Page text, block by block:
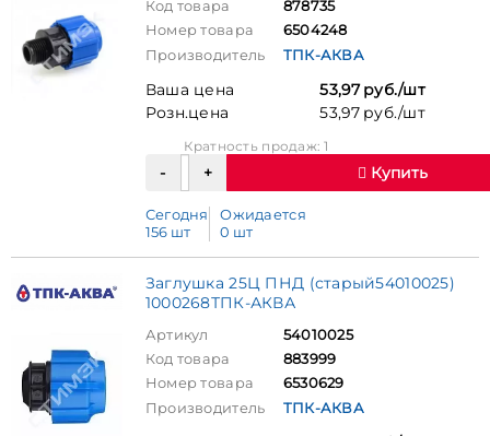
Код товара
878735
Номер товара
6504248
Производитель
ТПК-АКВА
Ваша цена
53,97 руб./шт
Розн.цена
53,97 руб./шт
Кратность продаж: 1
Купить
Сегодня
156 шт
Ожидается
0 шт
Заглушка 25Ц ПНД (старый54010025)
1000268ТПК-АКВА
Артикул
54010025
Код товара
883999
Номер товара
6530629
Производитель
ТПК-АКВА